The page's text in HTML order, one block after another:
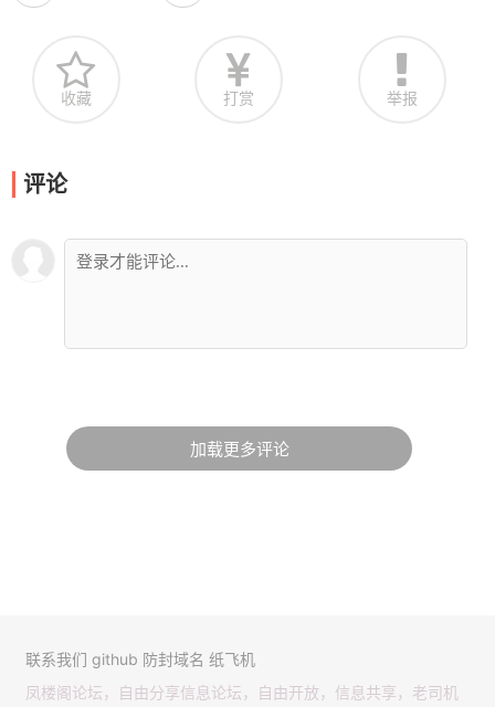
收藏 打赏 举报
评论
加载更多评论
联系我们 github 防封域名 纸飞机
凤楼阁论坛，自由分享信息论坛，自由开放，信息共享，老司机